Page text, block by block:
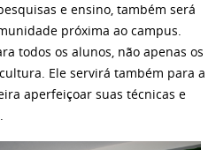
e ensino, também será
próxima ao campus.
todos os alunos, não apenas os
Ele servirá também para a
aperfeiçoar suas técnicas e